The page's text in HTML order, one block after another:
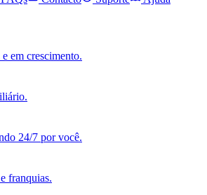
em crescimento.
24/7 por você.
franquias.